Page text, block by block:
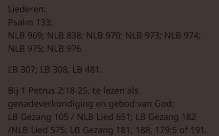
Liederen:
Psalm 133;
NLB 969; NLB 838; NLB 970; NLB 973; NLB 974;
NLB 975; NLB 976.
LB 307; LB 308, LB 481.
Bij 1 Petrus 2:18-25, te lezen als
genadeverkondiging en gebod van God:
LB Gezang 105 / NLB Lied 651; LB Gezang 182
/NLB Lied 575; LB Gezang 181, 188, 179:5 of 191.